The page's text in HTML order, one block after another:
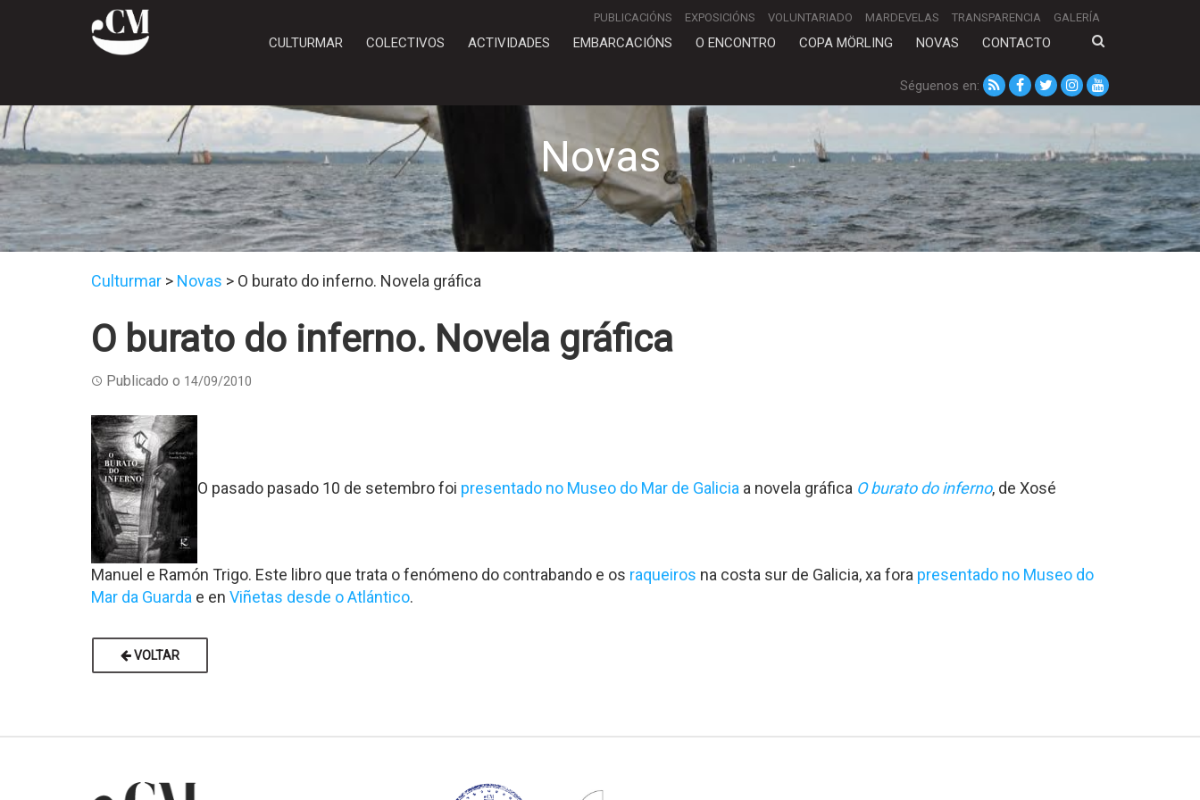
PUBLICACIÓNS EXPOSICIÓNS VOLUNTARIADO MARDEVELAS TRANSPARENCIA GALERÍA
CULTURMAR COLECTIVOS ACTIVIDADES EMBARCACIÓNS O ENCONTRO COPA MÖRLING NOVAS CONTACTO
Séguenos en:
Novas
Culturmar > Novas > O burato do inferno. Novela gráfica
O burato do inferno. Novela gráfica
Publicado o 14/09/2010
O pasado pasado 10 de setembro foi presentado no Museo do Mar de Galicia a novela gráfica O burato do inferno, de Xosé
Manuel e Ramón Trigo. Este libro que trata o fenómeno do contrabando e os raqueiros na costa sur de Galicia, xa fora presentado no Museo do
Mar da Guarda e en Viñetas desde o Atlántico.
VOLTAR